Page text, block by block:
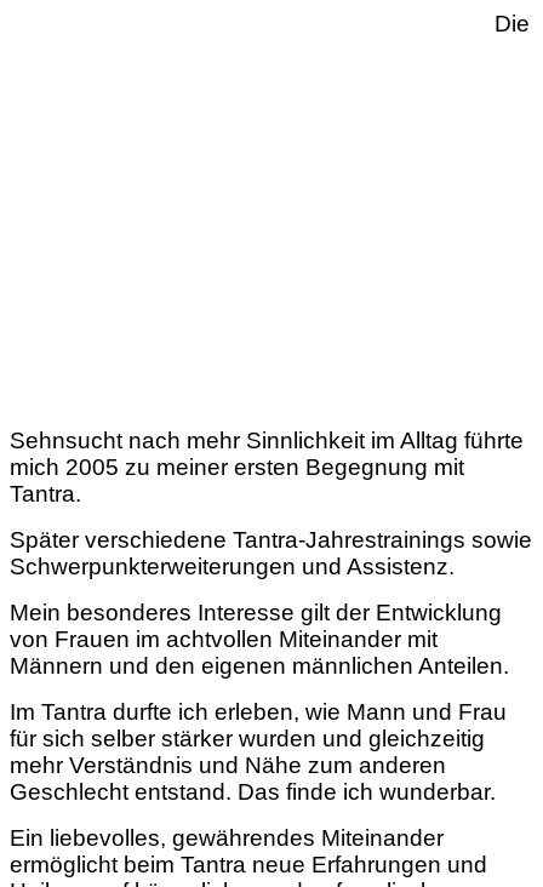
Die
Sehnsucht nach mehr Sinnlichkeit im Alltag führte
mich 2005 zu meiner ersten Begegnung mit
Tantra.
Später verschiedene Tantra-Jahrestrainings sowie
Schwerpunkterweiterungen und Assistenz.
Mein besonderes Interesse gilt der Entwicklung
von Frauen im achtvollen Miteinander mit
Männern und den eigenen männlichen Anteilen.
Im Tantra durfte ich erleben, wie Mann und Frau
für sich selber stärker wurden und gleichzeitig
mehr Verständnis und Nähe zum anderen
Geschlecht entstand. Das finde ich wunderbar.
Ein liebevolles, gewährendes Miteinander
ermöglicht beim Tantra neue Erfahrungen und